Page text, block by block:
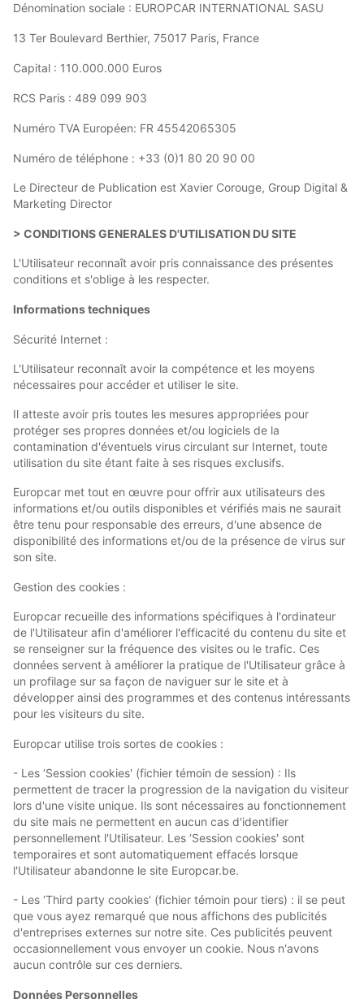
Dénomination sociale : EUROPCAR INTERNATIONAL SASU
13 Ter Boulevard Berthier, 75017 Paris, France
Capital : 110.000.000 Euros
RCS Paris : 489 099 903
Numéro TVA Européen: FR 45542065305
Numéro de téléphone : +33 (0)1 80 20 90 00
Le Directeur de Publication est Xavier Corouge, Group Digital &
Marketing Director
> CONDITIONS GENERALES D'UTILISATION DU SITE
L'Utilisateur reconnaît avoir pris connaissance des présentes
conditions et s'oblige à les respecter.
Informations techniques
Sécurité Internet :
L'Utilisateur reconnaît avoir la compétence et les moyens
nécessaires pour accéder et utiliser le site.
Il atteste avoir pris toutes les mesures appropriées pour
protéger ses propres données et/ou logiciels de la
contamination d'éventuels virus circulant sur Internet, toute
utilisation du site étant faite à ses risques exclusifs.
Europcar met tout en œuvre pour offrir aux utilisateurs des
informations et/ou outils disponibles et vérifiés mais ne saurait
être tenu pour responsable des erreurs, d'une absence de
disponibilité des informations et/ou de la présence de virus sur
son site.
Gestion des cookies :
Europcar recueille des informations spécifiques à l'ordinateur
de l'Utilisateur afin d'améliorer l'efficacité du contenu du site et
se renseigner sur la fréquence des visites ou le trafic. Ces
données servent à améliorer la pratique de l'Utilisateur grâce à
un profilage sur sa façon de naviguer sur le site et à
développer ainsi des programmes et des contenus intéressants
pour les visiteurs du site.
Europcar utilise trois sortes de cookies :
- Les ‘Session cookies' (fichier témoin de session) : Ils
permettent de tracer la progression de la navigation du visiteur
lors d'une visite unique. Ils sont nécessaires au fonctionnement
du site mais ne permettent en aucun cas d'identifier
personnellement l'Utilisateur. Les ‘Session cookies' sont
temporaires et sont automatiquement effacés lorsque
l'Utilisateur abandonne le site Europcar.be.
- Les ‘Third party cookies' (fichier témoin pour tiers) : il se peut
que vous ayez remarqué que nous affichons des publicités
d'entreprises externes sur notre site. Ces publicités peuvent
occasionnellement vous envoyer un cookie. Nous n'avons
aucun contrôle sur ces derniers.
Données Personnelles